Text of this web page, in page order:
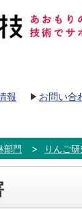
報
お問い合
部門 りんご